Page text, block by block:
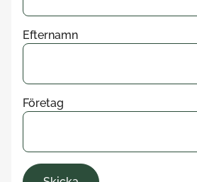
Efternamn
Företag